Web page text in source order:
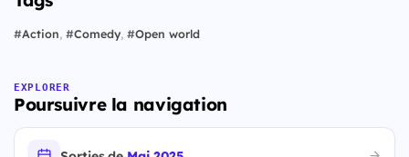
#Action, #Comedy, #Open world
EXPLORER
Poursuivre la navigation